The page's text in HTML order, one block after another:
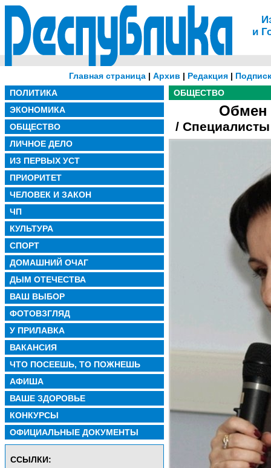
и
Главная страница| Архив | Редакция|
ПОЛИТИКА
ЭКОНОМИКА
ОБЩЕСТВО
ЛИЧНОЕ ДЕЛО
ИЗ ПЕРВЫХ УСТ
ПРИОРИТЕТ
ЧЕЛОВЕК И ЗАКОН
ЧП
КУЛЬТУРА
СПОРТ
ДОМАШНИЙ ОЧАГ
ДЫМ ОТЕЧЕСТВА
ВАШ ВЫБОР
ФОТОВЗГЛЯД
У ПРИЛАВКА
ВАКАНСИЯ
ЧТО ПОСЕЕШЬ, ТО ПОЖНЕШЬ
АФИША
ВАШЕ ЗДОРОВЬЕ
КОНКУРСЫ
ОФИЦИАЛЬНЫЕ ДОКУМЕНТЫ
CСЫЛКИ:
ОБЩЕСТВО
Обмен
/